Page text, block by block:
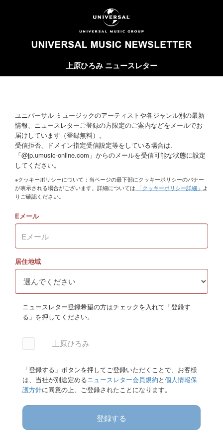
上原ひろみ ニュースレター
ユニバーサル ミュージックのアーティストや各ジャンル別の最新
情報、ニュースレターご登録の方限定のご案内などをメールでお
届けしています（登録無料）。
受信拒否、ドメイン指定受信設定等をしている場合は、
「@jp.umusic-online.com」からのメールを受信可能な状態に設定
してください。
※クッキーポリシーについて：当ページの最下部にクッキーポリシーのバナー
が表示される場合がございます。詳細については 「クッキーポリシー詳細」 よ
りご確認ください。
Eメール
居住地域
ニュースレター登録希望の方はチェックを入れて「登録す
る」を押してください。
上原ひろみ
「登録する」ボタンを押してご登録いただくことで、お客様
は、当社が別途定めるニュースレター会員規約と個人情報保
護方針に同意の上、ご登録されたことになります。
登録する